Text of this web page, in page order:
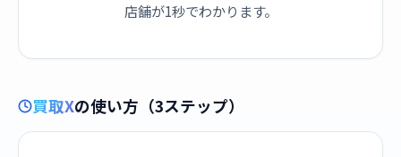
店舗が1秒でわかります。
買取Xの使い方（3ステップ）